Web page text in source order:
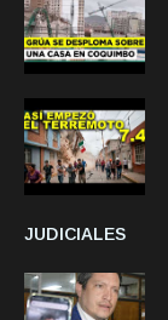
JUDICIALES